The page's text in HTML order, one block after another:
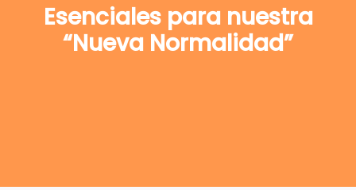
Esenciales para nuestra
“Nueva Normalidad”